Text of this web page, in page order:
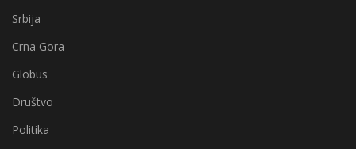
Srbija
Crna Gora
Globus
Društvo
Politika